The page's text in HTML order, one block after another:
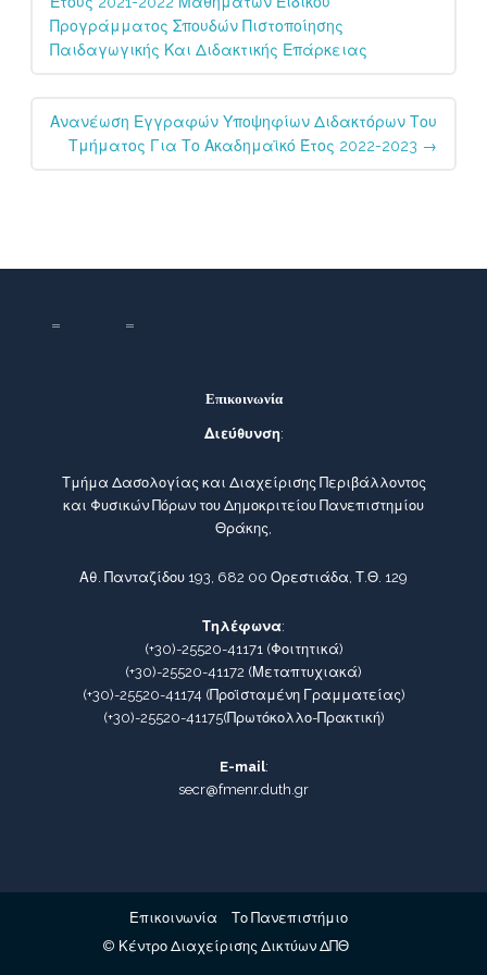
Προγράμματος Σπουδών Πιστοποίησης
Παιδαγωγικής Και Διδακτικής Επάρκειας
Ανανέωση Εγγραφών Υποψηφίων Διδακτόρων Του
Τμήματος Για Το Ακαδημαϊκό Έτος 2022-2023 →
Επικοινωνία
Διεύθυνση:
Τμήμα Δασολογίας και Διαχείρισης Περιβάλλοντος
και Φυσικών Πόρων του Δημοκριτείου Πανεπιστημίου
Θράκης,
Αθ. Πανταζίδου 193, 682 00 Ορεστιάδα, Τ.Θ. 129
Τηλέφωνα:
(+30)-25520-41171(Φοιτητικά)
(+30)-25520-41172 (Μεταπτυχιακά)
(+30)-25520-41174 (Προϊσταμένη Γραμματείας)
(+30)-25520-41175(Πρωτόκολλο-Πρακτική)
E-mail:
secr@fmenr.duth.gr
Επικοινωνία
Το Πανεπιστήμιο
© Κέντρο Διαχείρισης Δικτύων ΔΠΘ